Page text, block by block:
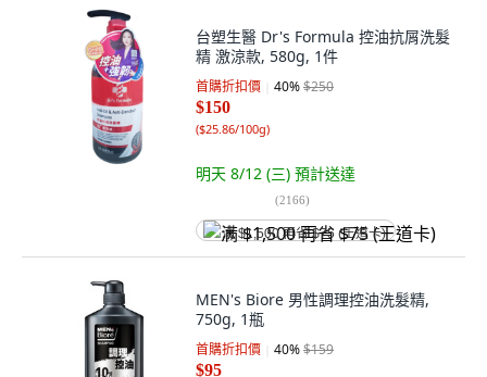
台塑生醫 Dr's Formula 控油抗屑洗髮
精 激涼款, 580g, 1件
首購折扣價 40%$250
$150
($25.86/100g)
明天 8/12 (三) 預計送達
(2166)
满 $1,500 再省 $75 (王道卡)
MEN's Biore 男性調理控油洗髮精,
750g, 1瓶
首購折扣價 40%$159
$95